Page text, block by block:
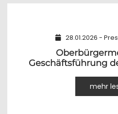
28.01.2026 -
Geschäftsführung
mehr